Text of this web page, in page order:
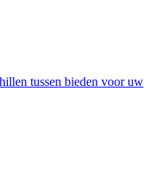
tussen bieden voor uw